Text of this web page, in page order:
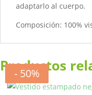
adaptarlo al cuerpo.
Composición: 100%
Productos
- 20%
- 50%
- 50%
- 50%